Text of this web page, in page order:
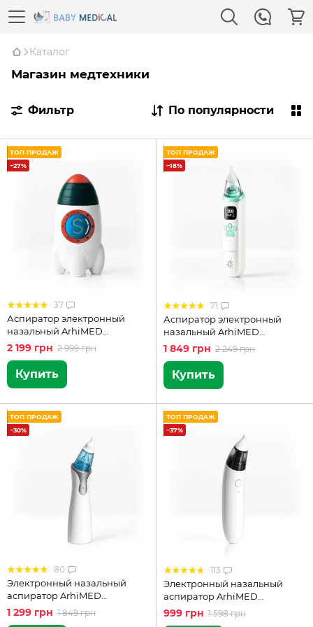
Каталог
Магазин медтехники
Фильтр По популярности
ТОП ПРОДАЖ
−27%
37
Аспиратор электронный
назальный ArhiMED
EcoBreath Rocket
2 199 грн 2 999 грн
Купить
ТОП ПРОДАЖ
−18%
71
Аспиратор электронный
назальный ArhiMED
EcoBreath XS
1 849 грн 2 249 грн
Купить
ТОП ПРОДАЖ
−30%
80
Электронный назальный
аспиратор ArhiMED
EcoBreath PRO
1 299 грн 1 849 грн
ТОП ПРОДАЖ
−37%
113
Электронный назальный
аспиратор ArhiMED
EcoBreath SE
999 грн 1 598 грн